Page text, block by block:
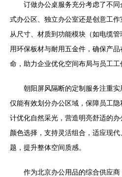
订做办公桌服务充分考虑了不
式办公区、独立办公室还是创意工作
从尺寸、材质到功能模块（如电缆
用环保板材与耐用五金件，确保产
命，助力企业优化空间布局与员工工
朝阳屏风隔断的定制服务注重
仅能有效划分办公区域，保障员工
计优化自然采光，营造明亮舒适的
颜色选择，支持灵活组合，适应现
题，提升整体空间质感。
作为北京办公用品的综合供应